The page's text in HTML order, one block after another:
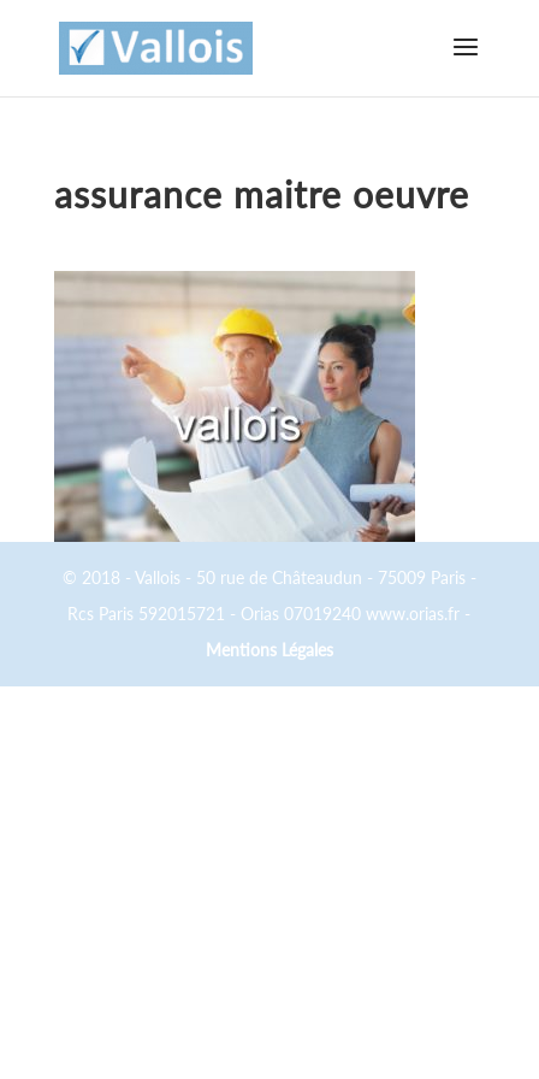
assurance maitre oeuvre
© 2018 - Vallois - 50 rue de Châteaudun - 75009 Paris -
Rcs Paris 592015721 - Orias 07019240 www.orias.fr -
Mentions Légales